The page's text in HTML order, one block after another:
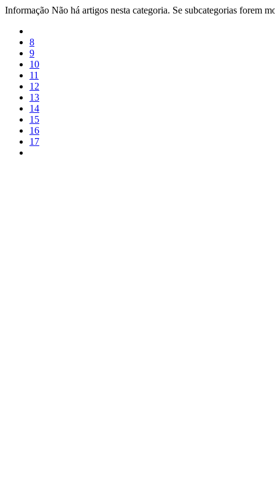
Informação Não há artigos nesta categoria. Se subcategorias forem
8
9
10
11
12
13
14
15
16
17